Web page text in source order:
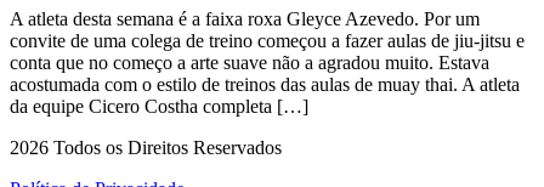
A atleta desta semana é a faixa roxa Gleyce Azevedo. Por um
convite de uma colega de treino começou a fazer aulas de jiu-jitsu e
conta que no começo a arte suave não a agradou muito. Estava
acostumada com o estilo de treinos das aulas de muay thai. A atleta
da equipe Cicero Costha completa […]
2026 Todos os Direitos Reservados